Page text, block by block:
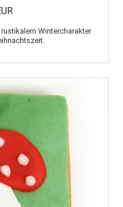
Wintercharakter